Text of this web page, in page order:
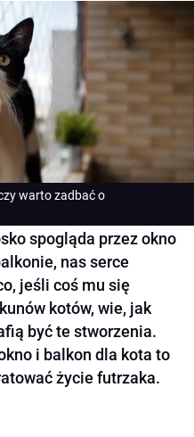
warto zadbać o
spogląda przez okno
nas serce
jeśli coś mu się
kotów, wie, jak
być te stworzenia.
i balkon dla kota to
życie futrzaka.